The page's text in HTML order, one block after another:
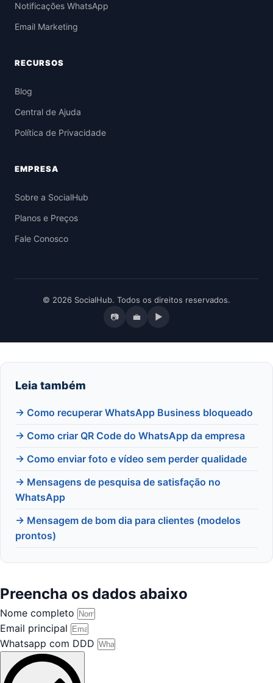
Notificações WhatsApp
Email Marketing
RECURSOS
Blog
Central de Ajuda
Política de Privacidade
EMPRESA
Sobre a SocialHub
Planos e Preços
Fale Conosco
© 2026 SocialHub. Todos os direitos reservados.
📷 💼 ▶
Leia também
→ Como recuperar WhatsApp Business bloqueado
→ Como criar QR Code do WhatsApp da empresa
→ Como enviar foto e vídeo sem perder qualidade
→ Mensagens de pesquisa de satisfação no
WhatsApp
→ Mensagem de bom dia para clientes (modelos
prontos)
Preencha os dados abaixo
Nome completo
Email principal
Whatsapp com DDD